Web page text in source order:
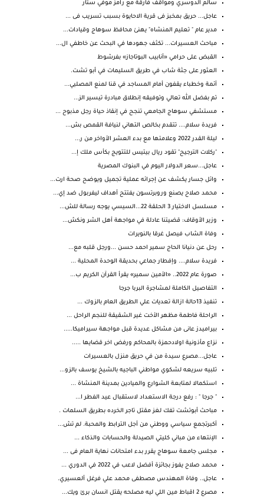
سالم الدوسري ومواقف فارقة مع رامز موفي ستار
عاجل... حريق بمخبز فى قرية الاحايوة بسبب تسريب فى ...
مدير عام " تعليم المنشاه" يهنئ محافظ سوهاج وقيادات...
مباحث العسيرات... تكثف جهودها في البحث عن خاطفي ال...
القبض على حرامي «أنابيب البوتاجاز» بفرشوط
العثور على جثة شاب في طريق السليمات في أبو تشت.
أئمة وخطباء يقفون أمام المساجد في قنا لمنع المصليي...
تم بفضل الله تعالي وتوفيقه إنطلاق مبادرة تيسير الز...
مستشفي سوهاج الجامعي تنجح في إنقاذ حياة رجل مذبوح ...
فريدة سلام.... تتقدم بخالص التهاني لنيافة القمص بش...
ليلة القدر 2022 وعلامتها مع بدء العشر الأواخر من ر...
"ركلات الترجيح" تقود ريال بيتيس للتتويج بكأس ملك إ...
عاجل...سعر الدولار اليوم في البنوك المصرية
وائل جسار يكشف عن إجرائه عملية تجميل ويوضح صحة ارت...
محمد صلاح يصنع وروبرتسون يفتتح أهداف ليفربول ضد إي...
مسلسل الاختيار 3 الحلقة 22...السيسي يوجه رسالة للش...
وزير الأوقاف: قضيتنا عادلة في مواجهة أهل الشر ونكش...
وفاة الشاب فيصل غرقا بالنويرات
رحل عن دنيانا الحاج سمير احمد حسن ...ورجل قلبه مع...
فريدة سلام.... وإفطار جماعي بحديقة الوحدة المحلية ...
صورة عام 2022.. «الأمين سمير» يقرأ القرآن الكريم ب...
التفاصيل الكاملة لمشاجرة البربا جرجا
تنفيذ 13حالة ازالة تعديات علي الطريق العام بالزوك ...
الراحلة فاطمة مظهر الأخت غير الشقيقة للنجم الراحل ...
بيراميدز عانى من مشاكل عديدة قبل مواجهة سيراميكا.....
نزاع مأذونية اولادحمزة بالمحاكم ورفض اخر قضايها .....
عاجل...مصرع سيدة من في حريق منزل بالعسيرات
تلبيه سريعه لشكوي مواطني الباجيه بالشيخ يوسف بالزو...
استكمالا لمتابعة الشوارع والميادين بمدينة المنشاة ...
" جرجا " : رفع درجة الاستعداد لاستقبال عيد الفطر ا...
مباحث أبوتشت تفك لغز مقتل تاجر الخرده بطريق السلمات .
أكبرتجمع سياسي ووطني من أجل الترابط والمحبة. لم تش...
الإنتهاء من مباني كليتي الصيدلة والحسابات والذكاء ...
مجلس جامعة سوهاج يقرر بدء امتحانات نهاية العام فى ...
محمد صلاح يفوز بجائزة أفضل لاعب في 2022 في الدوري ...
عاجل.. وفاة المهندس مصطفى محمد علي فرغل ألعسيري.
مصرع 2 اقباط مين اللي ليه مصلحه يقتل انسان برئ ويك...